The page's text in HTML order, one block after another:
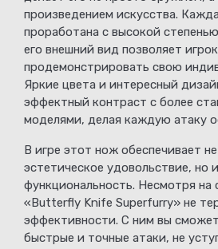
произведением искусства.
проработана с высокой
его внешний вид позволяет
продемонстрировать свою
Яркие цвета и интересный
эффектный контраст с более
моделями, делая каждую атаку
В игре этот нож обеспечивает
эстетическое удовольствие, но
функциональность. Несмотря на
«Butterfly Knife Superfurry» не
эффективности. С ним вы
быстрые и точные атаки, не